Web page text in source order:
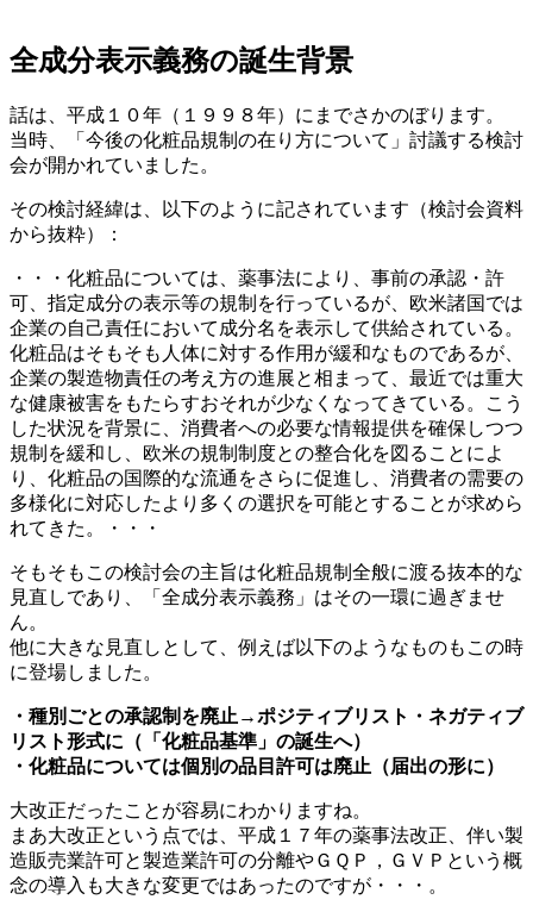
全成分表示義務の誕生背景
話は、平成１０年（１９９８年）にまでさかのぼります。
当時、「今後の化粧品規制の在り方について」討議する検討
会が開かれていました。
その検討経緯は、以下のように記されています（検討会資料
から抜粋）：
・・・化粧品については、薬事法により、事前の承認・許
可、指定成分の表示等の規制を行っているが、欧米諸国では
企業の自己責任において成分名を表示して供給されている。
化粧品はそもそも人体に対する作用が緩和なものであるが、
企業の製造物責任の考え方の進展と相まって、最近では重大
な健康被害をもたらすおそれが少なくなってきている。こう
した状況を背景に、消費者への必要な情報提供を確保しつつ
規制を緩和し、欧米の規制制度との整合化を図ることによ
り、化粧品の国際的な流通をさらに促進し、消費者の需要の
多様化に対応したより多くの選択を可能とすることが求めら
れてきた。・・・
そもそもこの検討会の主旨は化粧品規制全般に渡る抜本的な
見直しであり、「全成分表示義務」はその一環に過ぎませ
ん。
他に大きな見直しとして、例えば以下のようなものもこの時
に登場しました。
・種別ごとの承認制を廃止→ポジティブリスト・ネガティブ
リスト形式に（「化粧品基準」の誕生へ）
・化粧品については個別の品目許可は廃止（届出の形に）
大改正だったことが容易にわかりますね。
まあ大改正という点では、平成１７年の薬事法改正、伴い製
造販売業許可と製造業許可の分離やＧＱＰ，ＧＶＰという概
念の導入も大きな変更ではあったのですが・・・。